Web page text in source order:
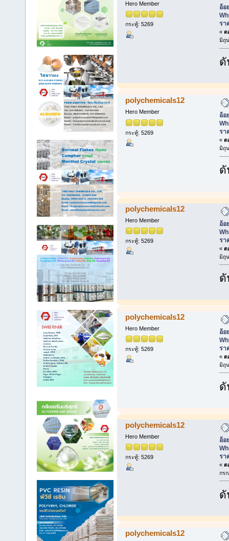
Hero Member
กระทู้: 5269
อ้อ
รา
« ต
มิถุ
ดั
polychemicals12
Hero Member
กระทู้: 5269
อ้อ
รา
« ต
มิถุ
ดั
polychemicals12
Hero Member
กระทู้: 5269
อ้อ
รา
« ต
มิถุ
ดั
polychemicals12
Hero Member
กระทู้: 5269
อ้อ
รา
« ต
มิถุ
ดั
polychemicals12
Hero Member
กระทู้: 5269
อ้อ
รา
« ต
กร
ดั
polychemicals12